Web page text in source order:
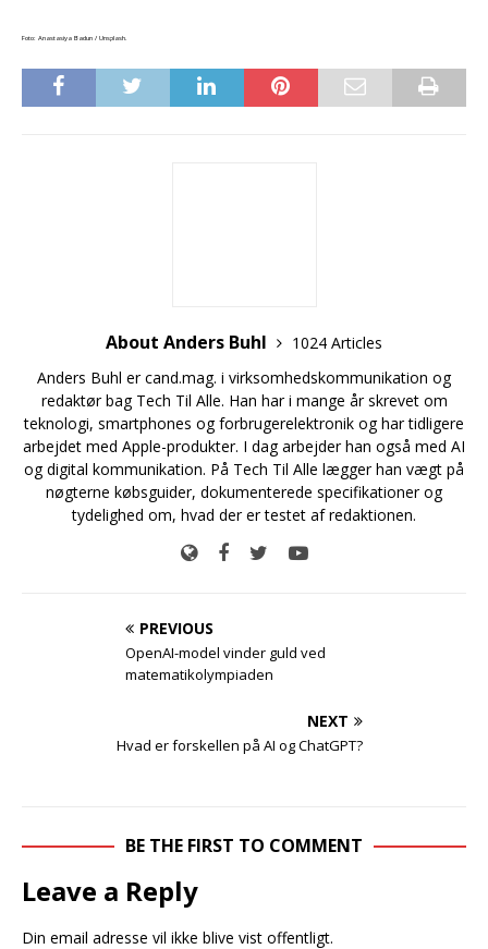
Foto: Anastasiya Badun / Unsplash.
About Anders Buhl
1024 Articles
Anders Buhl er cand.mag. i virksomhedskommunikation og
redaktør bag Tech Til Alle. Han har i mange år skrevet om
teknologi, smartphones og forbrugerelektronik og har tidligere
arbejdet med Apple-produkter. I dag arbejder han også med AI
og digital kommunikation. På Tech Til Alle lægger han vægt på
nøgterne købsguider, dokumenterede specifikationer og
tydelighed om, hvad der er testet af redaktionen.
PREVIOUS
OpenAI-model vinder guld ved
matematikolympiaden
NEXT
Hvad er forskellen på AI og ChatGPT?
BE THE FIRST TO COMMENT
Leave a Reply
Din email adresse vil ikke blive vist offentligt.